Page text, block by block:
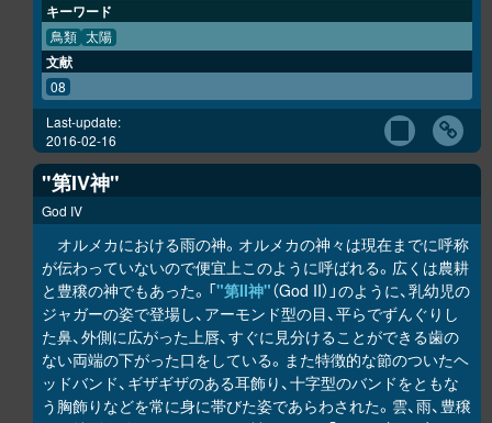
キーワード
鳥類 太陽
文献
08
Last-update:
2016-02-16
"第IV神"
God IV
オルメカにおける雨の神。オルメカの神々は現在までに呼称
が伝わっていないので便宜上このように呼ばれる。広くは農耕
と豊穣の神でもあった。「"第II神"（God II）」のように、乳幼児の
ジャガーの姿で登場し、アーモンド型の目、平らでずんぐりし
た鼻、外側に広がった上唇、すぐに見分けることができる歯の
ない両端の下がった口をしている。また特徴的な節のついたヘ
ッドバンド、ギザギザのある耳飾り、十字型のバンドをともな
う胸飾りなどを常に身に帯びた姿であらわされた。雲、雨、豊穣